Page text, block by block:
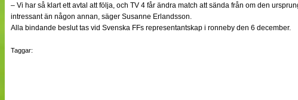
– Vi har så klart ett avtal att följa, och TV 4 får ändra match att sända från om den
intressant än någon annan, säger Susanne Erlandsson.
Alla bindande beslut tas vid Svenska FFs representantskap i ronneby den 6 december.
Taggar: